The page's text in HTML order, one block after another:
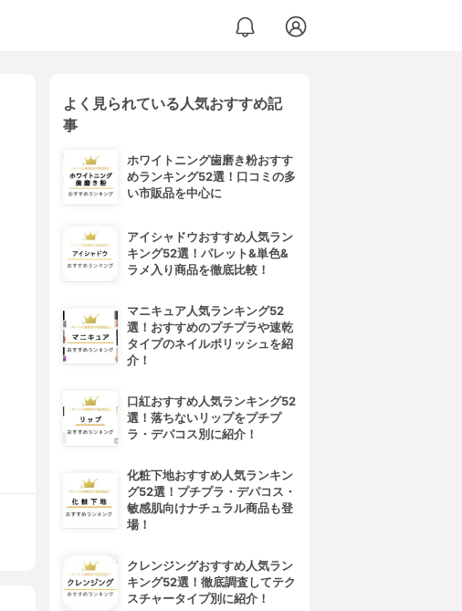
よく見られている人気おすすめ記
事
ホワイトニング歯磨き粉おすす
めランキング52選！口コミの多
い市販品を中心に
アイシャドウおすすめ人気ラン
キング52選！パレット&単色&
ラメ入り商品を徹底比較！
マニキュア人気ランキング52
選！おすすめのプチプラや速乾
タイプのネイルポリッシュを紹
介！
口紅おすすめ人気ランキング52
選！落ちないリップをプチプ
ラ・デパコス別に紹介！
化粧下地おすすめ人気ランキン
グ52選！プチプラ・デパコス・
敏感肌向けナチュラル商品も登
場！
クレンジングおすすめ人気ラン
キング52選！徹底調査してテク
スチャータイプ別に紹介！